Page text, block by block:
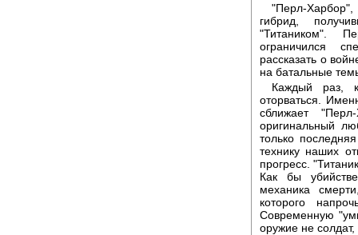
"Перл-
гибрид,
"Титаником".
ограничился
рассказать о
на батальные
Каждый раз,
оторваться.
сближает
оригинальный
только
технику наших
прогресс.
Как бы
механика
которого
Современную
оружие не